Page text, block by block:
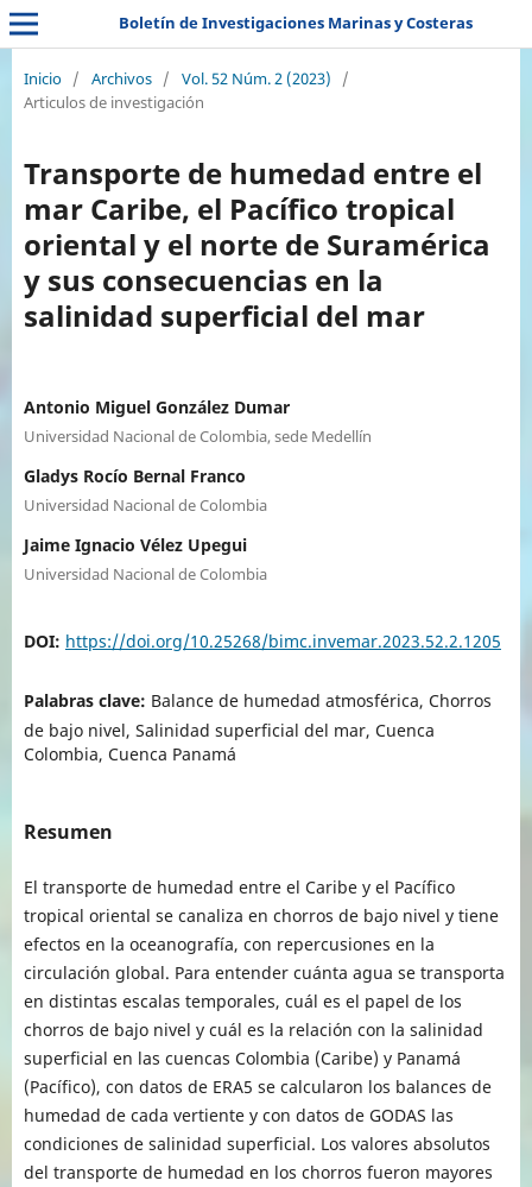
Boletín de Investigaciones Marinas y Costeras
Inicio / Archivos / Vol. 52 Núm. 2 (2023)
/
Articulos de investigación
Transporte de humedad entre el
mar Caribe, el Pacífico tropical
oriental y el norte de Suramérica
y sus consecuencias en la
salinidad superficial del mar
Antonio Miguel González Dumar
Universidad Nacional de Colombia, sede Medellín
Gladys Rocío Bernal Franco
Universidad Nacional de Colombia
Jaime Ignacio Vélez Upegui
Universidad Nacional de Colombia
DOI: https://doi.org/10.25268/bimc.invemar.2023.52.2.1205
Palabras clave: Balance de humedad atmosférica, Chorros
de bajo nivel, Salinidad superficial del mar, Cuenca
Colombia, Cuenca Panamá
Resumen
El transporte de humedad entre el Caribe y el Pacífico
tropical oriental se canaliza en chorros de bajo nivel y tiene
efectos en la oceanografía, con repercusiones en la
circulación global. Para entender cuánta agua se transporta
en distintas escalas temporales, cuál es el papel de los
chorros de bajo nivel y cuál es la relación con la salinidad
superficial en las cuencas Colombia (Caribe) y Panamá
(Pacífico), con datos de ERA5 se calcularon los balances de
humedad de cada vertiente y con datos de GODAS las
condiciones de salinidad superficial. Los valores absolutos
del transporte de humedad en los chorros fueron mayores